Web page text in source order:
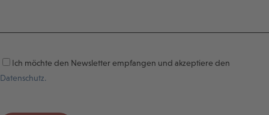
Ich möchte den Newsletter empfangen und akzeptiere den
Datenschutz.